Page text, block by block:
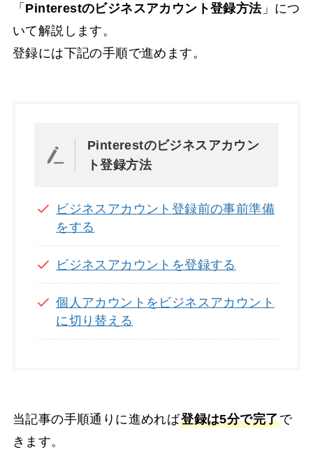
「 Pinterestのビジネスアカウント登録方法」につ
いて解説します。
登録には下記の手順で進めます。
Pinterestのビジネスアカウン
ト登録方法
ビジネスアカウント登録前の事前準備
をする
ビジネスアカウントを登録する
個人アカウントをビジネスアカウント
に切り替える
当記事の手順通りに進めれば登録は5分で完了で
きます。